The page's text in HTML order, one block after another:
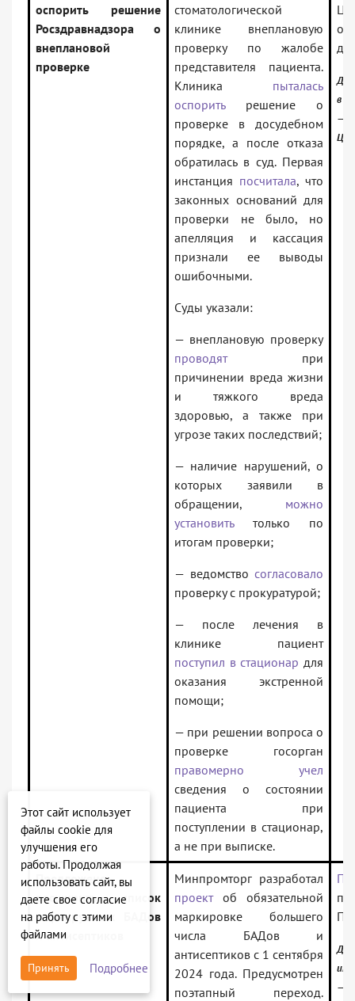
оспорить решение
Росздравнадзора о
внеплановой
проверке
стоматологической
клинике внеплановую
проверку по жалобе
представителя пациента.
Клиника пыталась
оспоритьрешение о
проверке в досудебном
порядке, а после отказа
обратилась в суд. Первая
инстанция посчитала, что
законных оснований для
проверки не было, но
апелляция и кассация
признали ее выводы
ошибочными.
Суды указали:
— внеплановую проверку
проводятпри
причинении вреда жизни
и тяжкого вреда
здоровью, а также при
угрозе таких последствий;
— наличие нарушений, о
которых заявили в
обращении, можно
установитьтолько по
итогам проверки;
— ведомство согласовало
проверку с прокуратурой;
— после лечения в
клинике пациент
поступил в стационар для
оказания экстренной
помощи;
— при решении вопроса о
проверке госорган
правомерно учел
сведения о состоянии
пациента при
поступлении в стационар,
а не при выписке.
в
—
Предложено
расширить список
маркируемых БАДов
и антисептиков
Минпромторг разработал
проектоб обязательной
маркировке большего
числа БАДов и
антисептиков с 1 сентября
2024 года. Предусмотрен
поэтапный переход.
—
Этот сайт использует
файлы cookie для
улучшения его
работы. Продолжая
использовать сайт, вы
даете свое согласие
на работу с этими
файлами
Принять Подробнее